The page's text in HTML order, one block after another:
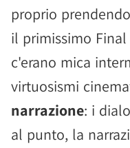
proprio
il primissimo
c'erano mica
virtuosismi
narrazione: i
al punto, la